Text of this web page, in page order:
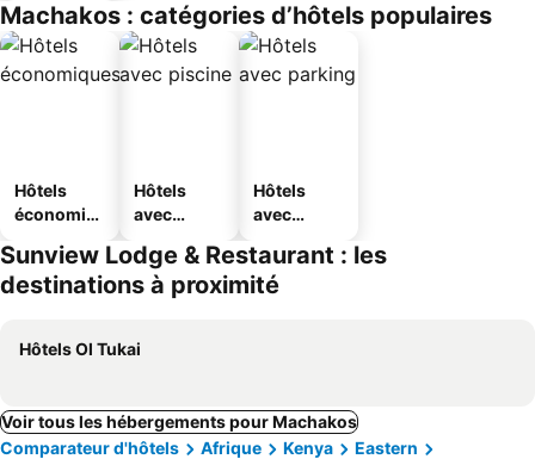
Machakos : catégories d’hôtels populaires
Hôtels
économiq
Hôtels
avec
Hôtels
avec
Sunview Lodge & Restaurant : les
destinations à proximité
Hôtels Ol Tukai
Voir tous les hébergements pour Machakos
Comparateur d'hôtels
Afrique Kenya
Eastern